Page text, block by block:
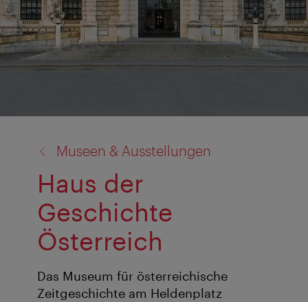
Museen & Ausstellungen
Haus der
Geschichte
Österreich
Das Museum für österreichische
Zeitgeschichte am Heldenplatz